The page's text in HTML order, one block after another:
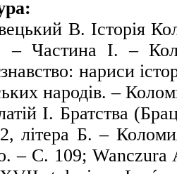
В. Історія
Частина І. –
нариси
народів. –
І. Братства
літера Б. –
– С. 109; Wanczura